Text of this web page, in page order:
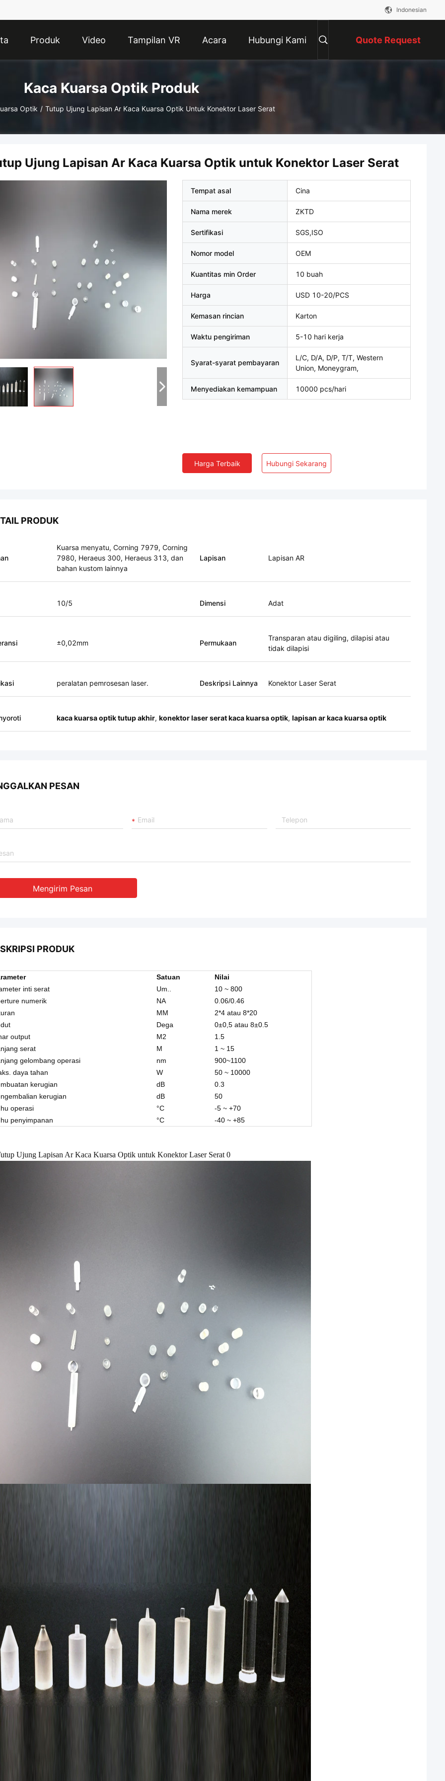
Indonesian
Produk Video Tampilan VR Acara Hubungi Kami Quote Request
Kaca Kuarsa Optik Produk
Optik / Tutup Ujung Lapisan Ar Kaca Kuarsa Optik Untuk Konektor Laser Serat
Ujung Lapisan Ar Kaca Kuarsa Optik untuk Konektor Laser Serat
Tempat asal Cina
Nama merek ZKTD
Sertifikasi SGS,ISO
Nomor model OEM
Kuantitas min Order 10 buah
Harga USD 10-20/PCS
Kemasan rincian Karton
Waktu pengiriman 5-10 hari kerja
Syarat-syarat pembayaran
L/C, D/A, D/P, T/T, Western
Union, Moneygram,
Menyediakan kemampuan 10000 pcs/hari
Harga Terbaik Hubungi Sekarang
PRODUK
Kuarsa menyatu, Corning 7979, Corning
7980, Heraeus 300, Heraeus 313, dan
bahan kustom lainnya
Lapisan Lapisan AR
10/5 Dimensi Adat
±0,02mm Permukaan
Transparan atau digiling, dilapisi atau
tidak dilapisi
peralatan pemrosesan laser. Deskripsi Lainnya Konektor Laser Serat
kaca kuarsa optik tutup akhir, konektor laser serat kaca kuarsa optik, lapisan ar kaca kuarsa optik
PESAN
Mengirim Pesan
PRODUK
Satuan
Nilai
inti serat
Um..
10 ~ 800
numerik
NA
0.06/0.46
MM
2*4 atau 8*20
Dega
0±0,5 atau 8±0.5
output
M2
1.5
serat
M
1 ~ 15
gelombang operasi
nm
900~1100
daya tahan
W
50 ~ 10000
kerugian
dB
0.3
kerugian
dB
50
operasi
°C
-5 ~ +70
penyimpanan
°C -40 ~ +85